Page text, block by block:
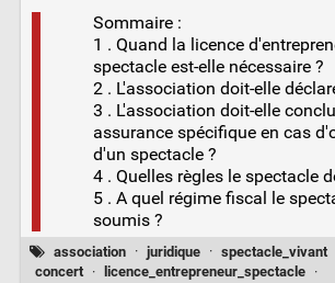
Sommaire :
1 . Quand la licence
spectacle est-elle nécessaire ?
2 . L'association doit-elle
3 . L'association doit-elle
assurance spécifique en cas
d'un spectacle ?
4 . Quelles règles le spectacle
5 . A quel régime fiscal le
soumis ?
association · juridique · spectacle_vivant
concert
· licence_entrepreneur_spectacle
·